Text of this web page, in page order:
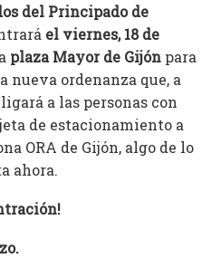
del Principado de
el viernes, 18 de
plaza Mayor de Gijón para
nueva ordenanza que, a
a las personas con
de estacionamiento a
ORA de Gijón, algo de lo
ahora.